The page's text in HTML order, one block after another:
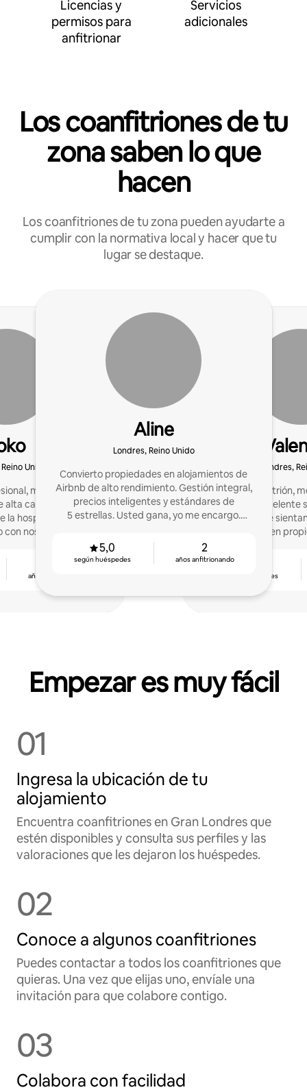
Licencias y
permisos para
anfitrionar
Servicios
adicionales
Los coanfitriones de tu
zona saben lo que
hacen
Los coanfitriones de tu zona pueden ayudarte a
cumplir con la normativa local y hacer que tu
lugar se destaque.
Unido
me enorgullece
alta calidad. Si buscas
nosotros!
años anfitrionando
Aline
Londres, Reino Unido
Convierto propiedades en alojamientos de
Airbnb de alto rendimiento. Gestión integral,
precios inteligentes y estándares de
5 estrellas. Usted gana, yo me encargo.
5,0
según huéspedes
2
años anfitrionando
Londres,
Como Superanfitrión,
brindar un excelente
huéspedes se
especializo en
según huéspedes
Empezar es muy fácil
01
Ingresa la ubicación de tu
alojamiento
Encuentra coanfitriones en Gran Londres que
estén disponibles y consulta sus perfiles y las
valoraciones que les dejaron los huéspedes.
02
Conoce a algunos coanfitriones
Puedes contactar a todos los coanfitriones que
quieras. Una vez que elijas uno, envíale una
invitación para que colabore contigo.
03
Colabora con facilidad